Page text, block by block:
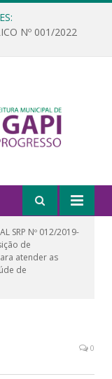
Nº 001/2022
SRP Nº 012/2019-
de
atender as
de
0